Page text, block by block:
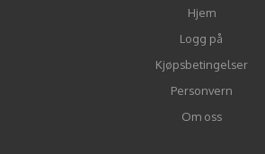
Hjem
Logg på
Kjøpsbetingelser
Personvern
Om oss